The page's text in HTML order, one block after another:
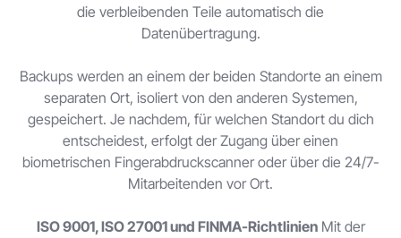
die verbleibenden Teile automatisch die
Datenübertragung.
Backups werden an einem der beiden Standorte an einem
separaten Ort, isoliert von den anderen Systemen,
gespeichert. Je nachdem, für welchen Standort du dich
entscheidest, erfolgt der Zugang über einen
biometrischen Fingerabdruckscanner oder über die 24/7-
Mitarbeitenden vor Ort.
ISO 9001, ISO 27001 und FINMA-RichtlinienMit der